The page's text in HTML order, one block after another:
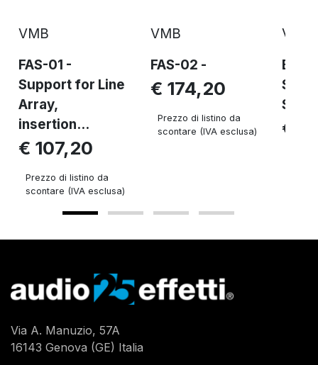
VMB
FAS-01 -
Support for Line
Array,
insertion...
€ 107,20
Prezzo di listino da
scontare (IVA esclusa)
VMB
FAS-02 -
€ 174,20
Prezzo di listino da
scontare (IVA esclusa)
VMB
BC-
€
Via A. Manuzio, 57A
16143 Genova (GE) Italia